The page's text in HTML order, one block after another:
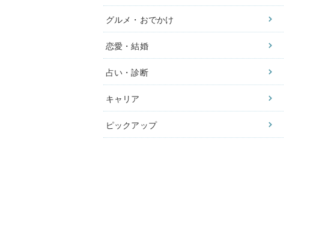
グルメ・おでかけ
恋愛・結婚
占い・診断
キャリア
ピックアップ